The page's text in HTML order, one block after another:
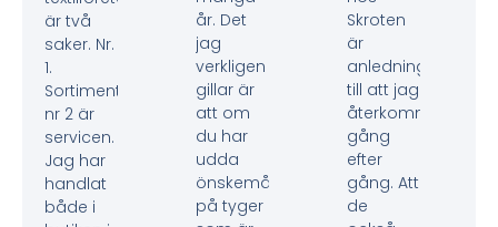
är två
saker. Nr.
1.
Sortimentet,
nr 2 är
servicen.
Jag har
handlat
både i
år. Det
jag
verkligen
gillar är
att om
du har
udda
önskemål
på tyger
Skroten
är
anledningen
till att jag
återkommer
gång
efter
gång. Att
de